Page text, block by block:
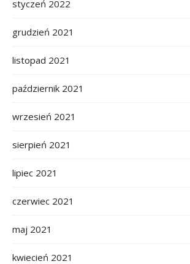
styczeń 2022
grudzień 2021
listopad 2021
październik 2021
wrzesień 2021
sierpień 2021
lipiec 2021
czerwiec 2021
maj 2021
kwiecień 2021